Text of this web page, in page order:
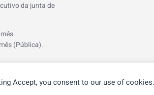
Accept, you consent to our use of
da junta de
(Pública).